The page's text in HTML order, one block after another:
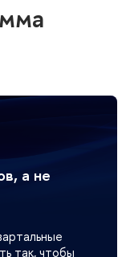
а не
так, чтобы